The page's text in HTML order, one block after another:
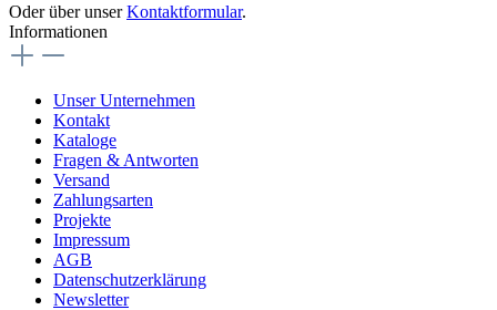
Oder über unserKontaktformular.
Informationen
Unser Unternehmen
Kontakt
Kataloge
Fragen & Antworten
Versand
Zahlungsarten
Projekte
Impressum
AGB
Datenschutzerklärung
Newsletter